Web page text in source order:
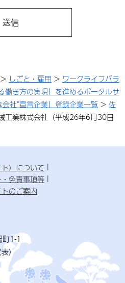
> しごと・雇用 > ワークライフバラ
働き方の実現」を進めるポータルサ
会社”宣言企業」登録企業一覧 > 佐
工業株式会社（平成26年6月30日
）について
免責事項等
のご案内
1-1
）